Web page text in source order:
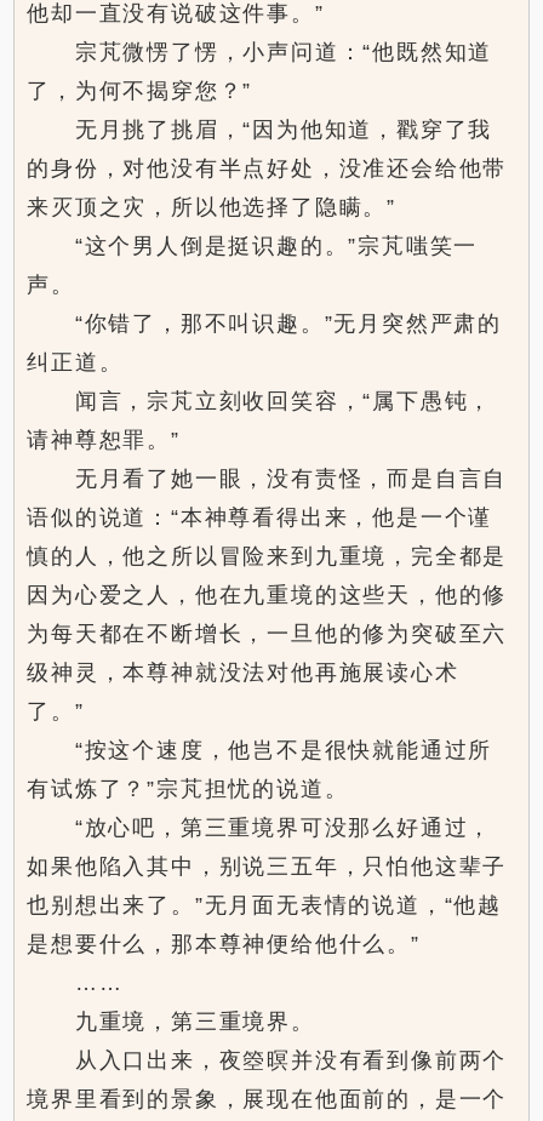
他却一直没有说破这件事。”
宗芃微愣了愣，小声问道：“他既然知道
了，为何不揭穿您？”
无月挑了挑眉，“因为他知道，戳穿了我
的身份，对他没有半点好处，没准还会给他带
来灭顶之灾，所以他选择了隐瞒。”
“这个男人倒是挺识趣的。”宗芃嗤笑一
声。
“你错了，那不叫识趣。”无月突然严肃的
纠正道。
闻言，宗芃立刻收回笑容，“属下愚钝，
请神尊恕罪。”
无月看了她一眼，没有责怪，而是自言自
语似的说道：“本神尊看得出来，他是一个谨
慎的人，他之所以冒险来到九重境，完全都是
因为心爱之人，他在九重境的这些天，他的修
为每天都在不断增长，一旦他的修为突破至六
级神灵，本尊神就没法对他再施展读心术
了。”
“按这个速度，他岂不是很快就能通过所
有试炼了？”宗芃担忧的说道。
“放心吧，第三重境界可没那么好通过，
如果他陷入其中，别说三五年，只怕他这辈子
也别想出来了。”无月面无表情的说道，“他越
是想要什么，那本尊神便给他什么。”
……
九重境，第三重境界。
从入口出来，夜箜暝并没有看到像前两个
境界里看到的景象，展现在他面前的，是一个